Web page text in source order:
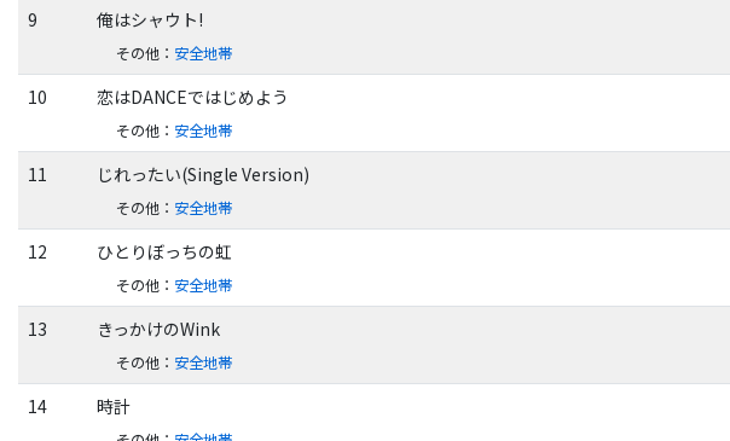
9 俺はシャウト!
その他 ： 安全地帯
10 恋はDANCEではじめよう
その他 ： 安全地帯
11 じれったい(Single Version)
その他 ： 安全地帯
12 ひとりぼっちの虹
その他 ： 安全地帯
13 きっかけのWink
その他 ： 安全地帯
14 時計